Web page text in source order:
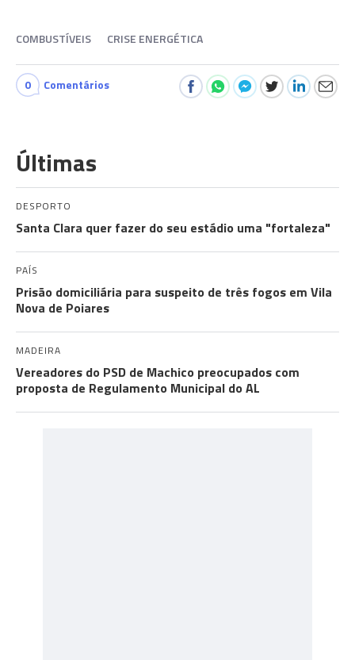
COMBUSTÍVEIS CRISE ENERGÉTICA
0 Comentários
Últimas
DESPORTO
Santa Clara quer fazer do seu estádio uma "fortaleza"
PAÍS
Prisão domiciliária para suspeito de três fogos em Vila
Nova de Poiares
MADEIRA
Vereadores do PSD de Machico preocupados com
proposta de Regulamento Municipal do AL